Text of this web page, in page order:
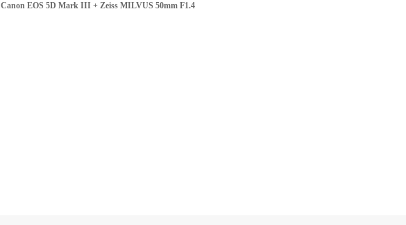
Canon EOS 5D Mark III + Zeiss MILVUS 50mm F1.4